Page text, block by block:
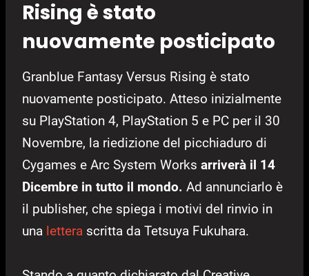
Rising è stato
nuovamente posticipato
Granblue Fantasy Versus Rising è stato
nuovamente posticipato. Atteso inizialmente
su PlayStation 4, PlayStation 5 e PC per il 30
Novembre, la riedizione del picchiaduro di
Cygames e Arc System Works arriverà il 14
Dicembre in tutto il mondo. Ad annunciarlo è
il publisher, che spiega i motivi del rinvio in
una lettera scritta da Tetsuya Fukuhara.